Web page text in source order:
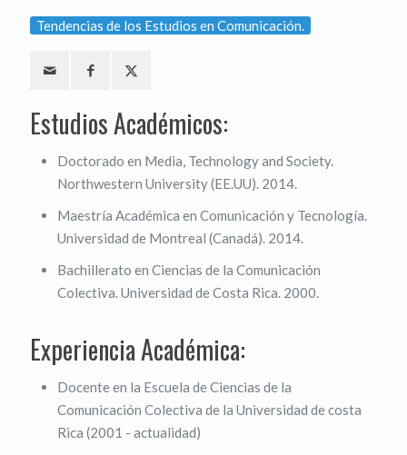
Tendencias de los Estudios en Comunicación.
Estudios Académicos:
Doctorado en Media, Technology and Society.
Northwestern University (EE.UU). 2014.
Maestría Académica en Comunicación y Tecnología.
Universidad de Montreal (Canadá). 2014.
Bachillerato en Ciencias de la Comunicación
Colectiva. Universidad de Costa Rica. 2000.
Experiencia Académica:
Docente en la Escuela de Ciencias de la
Comunicación Colectiva de la Universidad de costa
Rica (2001 - actualidad)